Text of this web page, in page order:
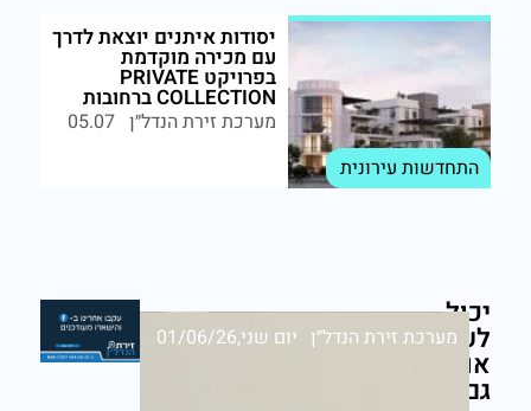
יכול
לעניין
אותך
גם
מערכת זירת הנדל״ן יום שני,01/06/26
התחדשות עירונית
יסודות איתנים יוצאת לדרך
עם מכירה מוקדמת
בפרויקט PRIVATE
COLLECTION ברחובות
מערכת זירת הנדל״ן 05.07